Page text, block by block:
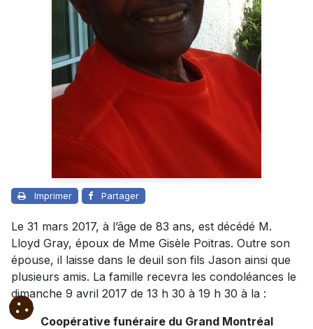
Imprimer Partager
Le 31 mars 2017, à l’âge de 83 ans, est décédé M.
Lloyd Gray, époux de Mme Gisèle Poitras. Outre son
épouse, il laisse dans le deuil son fils Jason ainsi que
plusieurs amis. La famille recevra les condoléances le
dimanche 9 avril 2017 de 13 h 30 à 19 h 30 à la :
Coopérative funéraire du Grand Montréal